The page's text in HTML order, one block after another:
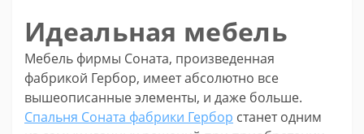
Идеальная мебель
Мебель фирмы Соната, произведенная
фабрикой Гербор, имеет абсолютно все
вышеописанные элементы, и даже больше.
Спальня Соната фабрики Гербор станет одним